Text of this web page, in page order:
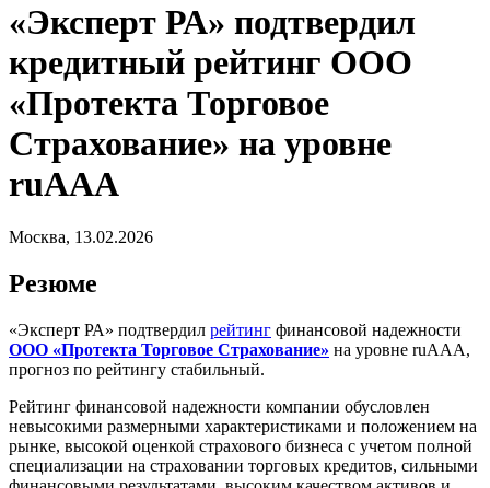
«Эксперт РА» подтвердил
кредитный рейтинг ООО
«Протекта Торговое
Страхование» на уровне
ruAAA
Москва, 13.02.2026
Резюме
«Эксперт РА» подтвердил рейтинг финансовой надежности
ООО «Протекта Торговое Страхование» на уровне ruAAA,
прогноз по рейтингу стабильный.
Рейтинг финансовой надежности компании обусловлен
невысокими размерными характеристиками и положением на
рынке, высокой оценкой страхового бизнеса с учетом полной
специализации на страховании торговых кредитов, сильными